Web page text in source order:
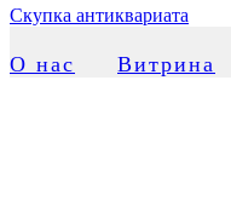
Скупка антиквариата
О нас Витрина